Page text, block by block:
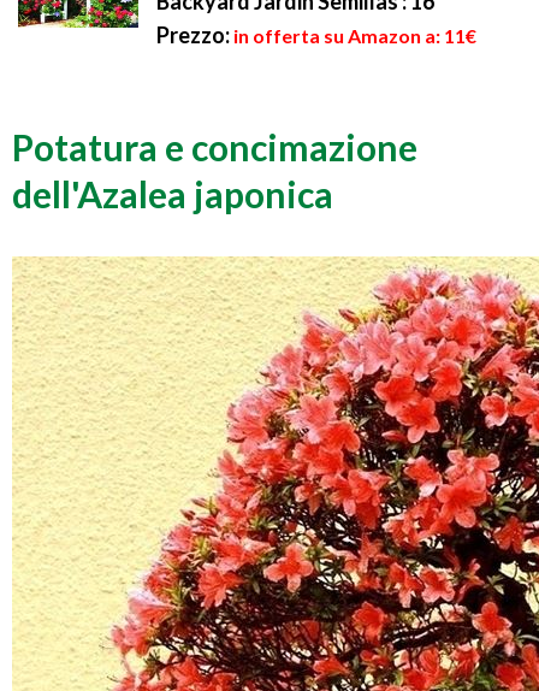
Prezzo: in offerta su Amazon a: 11€
Potatura e concimazione
dell'Azalea japonica